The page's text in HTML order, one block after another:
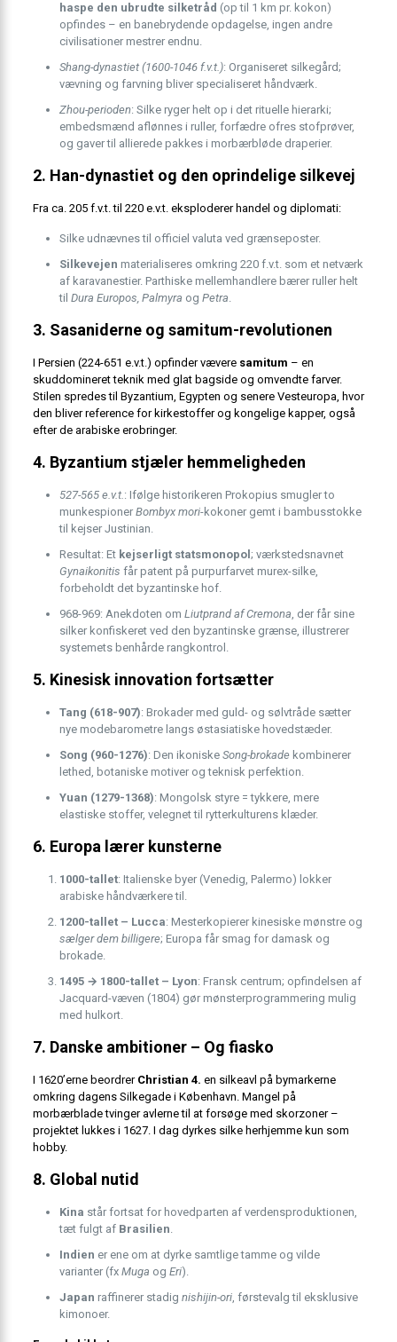
haspe den ubrudte silketråd (op til 1 km pr. kokon)
opfindes – en banebrydende opdagelse, ingen andre
civilisationer mestrer endnu.
Shang-dynastiet (1600-1046 f.v.t.): Organiseret silkegård;
vævning og farvning bliver specialiseret håndværk.
Zhou-perioden: Silke ryger helt op i det rituelle hierarki;
embedsmænd aflønnes i ruller, forfædre ofres stofprøver,
og gaver til allierede pakkes i morbærbløde draperier.
2. Han-dynastiet og den oprindelige silkevej
Fra ca. 205 f.v.t. til 220 e.v.t. eksploderer handel og diplomati:
Silke udnævnes til officiel valuta ved grænseposter.
Silkevejen materialiseres omkring 220 f.v.t. som et netværk
af karavanestier. Parthiske mellemhandlere bærer ruller helt
til Dura Europos, Palmyra og Petra.
3. Sasaniderne og samitum-revolutionen
I Persien (224-651 e.v.t.) opfinder vævere samitum – en
skuddomineret teknik med glat bagside og omvendte farver.
Stilen spredes til Byzantium, Egypten og senere Vesteuropa, hvor
den bliver reference for kirkestoffer og kongelige kapper, også
efter de arabiske erobringer.
4. Byzantium stjæler hemmeligheden
527-565 e.v.t.: Ifølge historikeren Prokopius smugler to
munkespioner Bombyx mori-kokoner gemt i bambusstokke
til kejser Justinian.
Resultat: Et kejserligt statsmonopol ; værkstedsnavnet
Gynaikonitis får patent på purpurfarvet murex-silke,
forbeholdt det byzantinske hof.
968-969: Anekdoten om Liutprand af Cremona, der får sine
silker konfiskeret ved den byzantinske grænse, illustrerer
systemets benhårde rangkontrol.
5. Kinesisk innovation fortsætter
Tang (618-907): Brokader med guld- og sølvtråde sætter
nye modebarometre langs østasiatiske hovedstæder.
Song (960-1276): Den ikoniske Song-brokadekombinerer
lethed, botaniske motiver og teknisk perfektion.
Yuan (1279-1368): Mongolsk styre = tykkere, mere
elastiske stoffer, velegnet til rytterkulturens klæder.
6. Europa lærer kunsterne
1000-tallet: Italienske byer (Venedig, Palermo) lokker
arabiske håndværkere til.
1200-tallet – Lucca: Mesterkopierer kinesiske mønstre og
sælger dem billigere; Europa får smag for damask og
brokade.
1495 → 1800-tallet – Lyon: Fransk centrum; opfindelsen af
Jacquard-væven (1804) gør mønsterprogrammering mulig
med hulkort.
7. Danske ambitioner – Og fiasko
I 1620’erne beordrer Christian 4. en silkeavl på bymarkerne
omkring dagens Silkegade i København. Mangel på
morbærblade tvinger avlerne til at forsøge med skorzoner –
projektet lukkes i 1627. I dag dyrkes silke herhjemme kun som
hobby.
8. Global nutid
Kina står fortsat for hovedparten af verdensproduktionen,
tæt fulgt af Brasilien.
Indien er ene om at dyrke samtlige tamme og vilde
varianter (fx Muga og Eri).
Japan raffinerer stadig nishijin-ori, førstevalg til eksklusive
kimonoer.